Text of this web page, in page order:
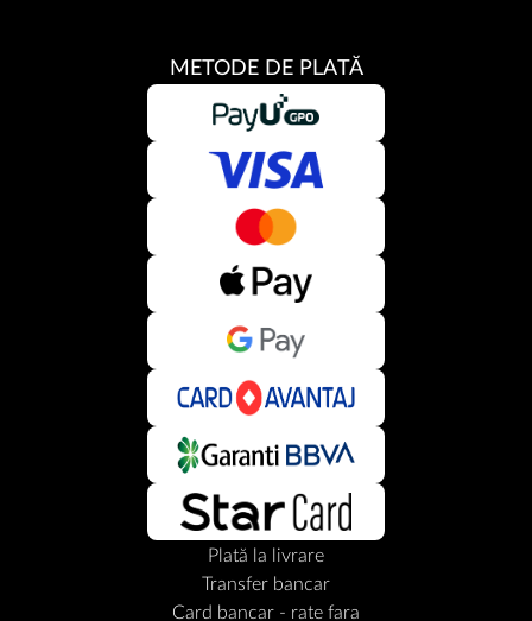
METODE DE PLATĂ
Plată la livrare
Transfer bancar
Card bancar - rate fara